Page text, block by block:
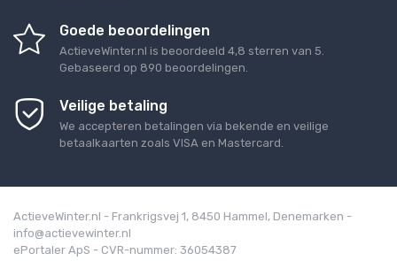
Goede beoordelingen
ActieveWinter.nl is beoordeeld 4,8 sterren van 5
Gebaseerd op 890 beoordelingen.
Veilige betaling
We accepteren betalingen via bekende en veilige
betaalkaarten zoals VISA en Mastercard.
ActieveWinter.nl - Frankrigsvej 1, 8450 Hammel, Denemarken -
info@actievewinter.nl
ePortaler ApS - CVR-nummer: 36054387